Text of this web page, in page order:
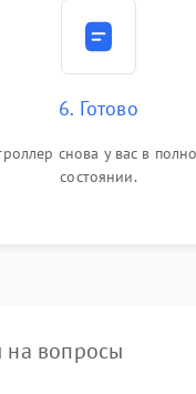
6. Готово
снова у вас в
состоянии.
на вопросы